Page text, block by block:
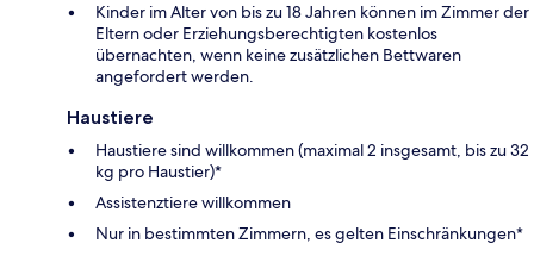
Kinder im Alter von bis zu 18 Jahren können im Zimmer der
Eltern oder Erziehungsberechtigten kostenlos
übernachten, wenn keine zusätzlichen Bettwaren
angefordert werden.
Haustiere
Haustiere sind willkommen (maximal 2 insgesamt, bis zu 32
kg pro Haustier)*
Assistenztiere willkommen
Nur in bestimmten Zimmern, es gelten Einschränkungen*